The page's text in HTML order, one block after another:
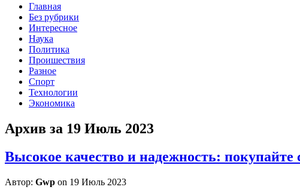
Главная
Без рубрики
Интересное
Наука
Политика
Проишествия
Разное
Спорт
Технологии
Экономика
Архив за 19 Июль 2023
Высокое качество и надежность: покупайте
Автор: Gwp on 19 Июль 2023